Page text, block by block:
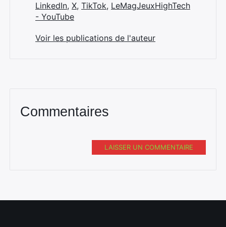
LinkedIn, X, TikTok, LeMagJeuxHighTech
- YouTube
Voir les publications de l'auteur
Commentaires
LAISSER UN COMMENTAIRE